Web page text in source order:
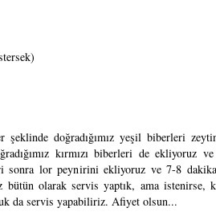
doğradığımız yeşil biberleri
kırmızı biberleri de ekliyoruz
sonra lor peynirini ekliyoruz ve 7-8
bütün olarak servis yaptık, ama istenirse,
da servis yapabiliriz. Afiyet olsun...